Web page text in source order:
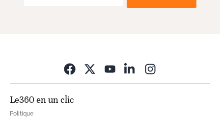
Le360 en un clic
Politique